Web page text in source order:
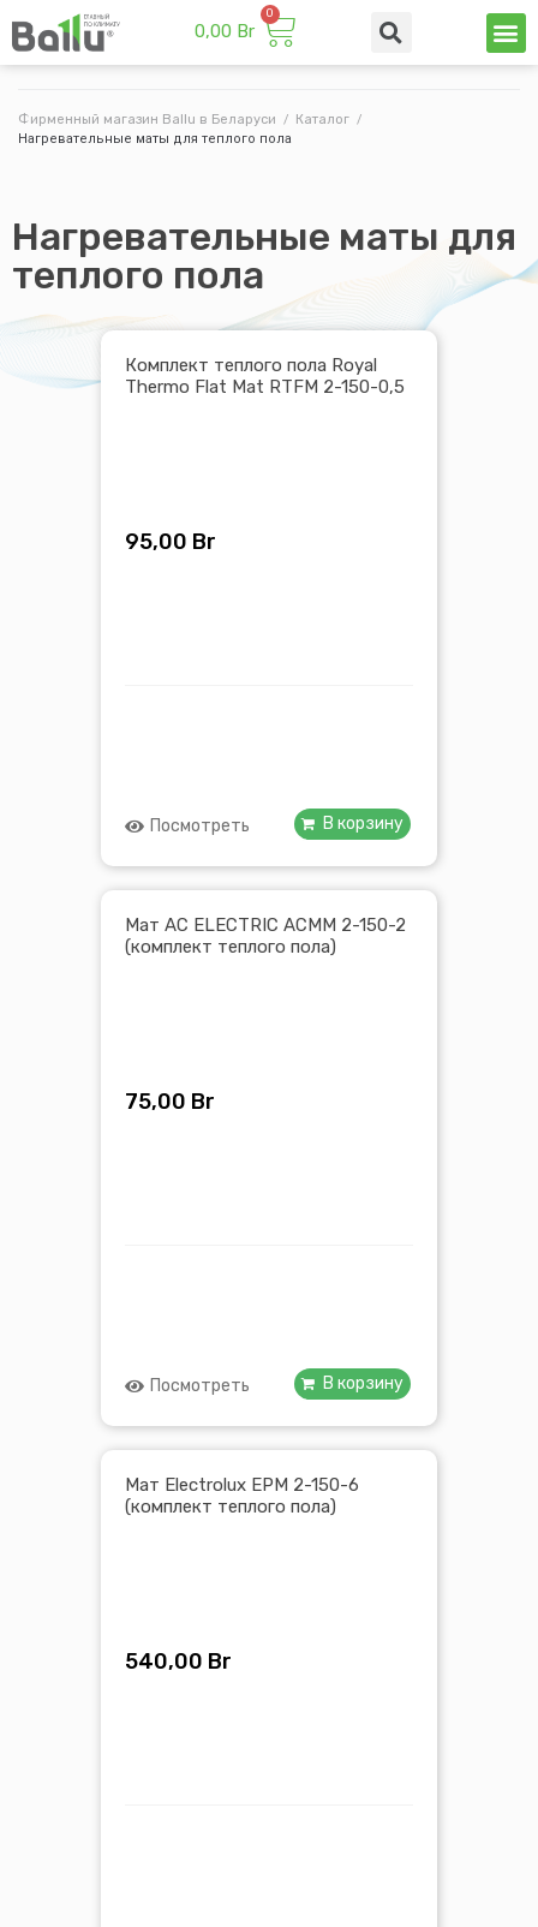
0,00 Br
Фирменный магазин Ballu в Беларуси / Каталог /
Нагревательные маты для теплого пола
Нагревательные маты для
теплого пола
Комплект теплого пола Royal
Thermo Flat Mat RTFM 2-150-0,5
95,00 Br
Посмотреть В корзину
Мат AC ELECTRIC ACMM 2-150-2
(комплект теплого пола)
75,00 Br
Посмотреть В корзину
Мат Electrolux EPM 2-150-6
(комплект теплого пола)
540,00 Br